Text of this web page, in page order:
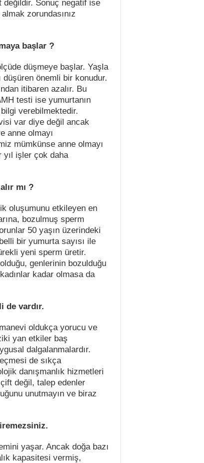
değildir. Sonuç negatif ise
zorundasınız
başlar ?
düşmeye başlar. Yaşla
düşüren önemli bir konudur.
itibaren azalır. Bu
testi ise yumurtanın
verebilmektedir.
var diye değil ancak
anne olmayı
mümkünse anne olmayı
yıl işler çok daha
mı ?
oluşumunu etkileyen en
bozulmuş sperm
50 yaşın üzerindeki
bir yumurta sayısı ile
yeni sperm üretir.
genlerinin bozulduğu
kadar olmasa da
de vardır.
oldukça yorucu ve
yan etkiler baş
dalgalanmalardır.
de sıkça
danışmanlık hizmetleri
değil, talep edenler
unutmayın ve biraz
yaşar. Ancak doğa bazı
kapasitesi vermiş,